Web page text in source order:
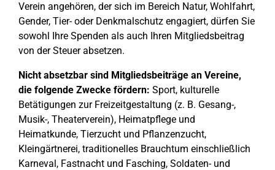
Verein angehören, der sich im Bereich Natur, Wohlfahrt,
Gender, Tier- oder Denkmalschutz engagiert, dürfen Sie
sowohl Ihre Spenden als auch Ihren Mitgliedsbeitrag
von der Steuer absetzen.
Nicht absetzbar sind Mitgliedsbeiträge an Vereine,
die folgende Zwecke fördern: Sport, kulturelle
Betätigungen zur Freizeitgestaltung (z. B. Gesang-,
Musik-, Theaterverein), Heimatpflege und
Heimatkunde, Tierzucht und Pflanzenzucht,
Kleingärtnerei, traditionelles Brauchtum einschließlich
Karneval, Fastnacht und Fasching, Soldaten- und